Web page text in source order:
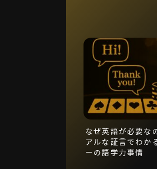
なぜ英語が必要な
アルな証言でわか
ーの語学力事情